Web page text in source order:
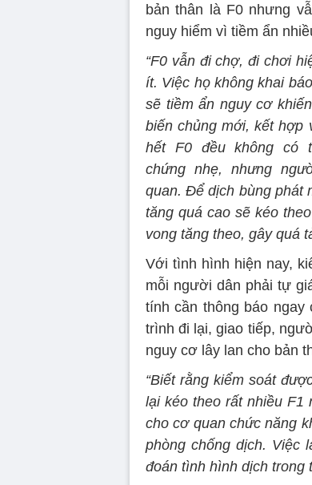
bản thân là F0 nhưng
nguy hiểm vì tiềm ẩn
“F0 vẫn đi chợ, đi chơi
ít. Việc họ không khai
sẽ tiềm ẩn nguy cơ
biến chủng mới, kết hợp
hết F0 đều không có
chứng nhẹ, nhưng
quan. Để dịch bùng phát
tăng quá cao sẽ kéo
vong tăng theo, gây quá
Với tình hình hiện nay,
mỗi người dân phải tự
tính cần thông báo
trình đi lại, giao tiếp,
nguy cơ lây lan cho bản
“Biết rằng kiểm soát
lại kéo theo rất nhiều F1
cho cơ quan chức năng
phòng chống dịch. Việc
đoán tình hình dịch trong